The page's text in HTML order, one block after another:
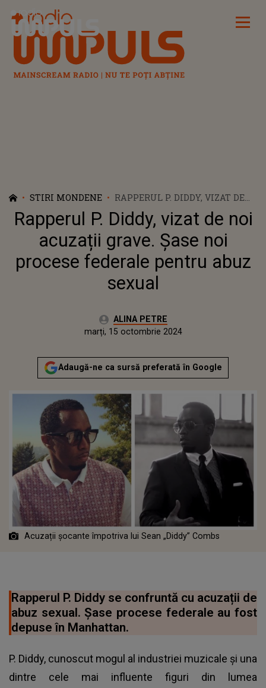
Radio Impuls
STIRI MONDENE
RAPPERUL P. DIDDY, VIZAT DE
NOI ACUZAȚII GRAVE. ȘASE NOI
PROCESE FEDERALE PENTRU
ABUZ SEXUAL
Rapperul P. Diddy, vizat de noi
acuzații grave. Șase noi
procese federale pentru abuz
sexual
Autor:ALINA PETRE
Publicat:
marți, 15 octombrie 2024
Adaugă-ne ca sursă preferată în Google
Acuzații șocante împotriva lui Sean „Diddy” Combs
Rapperul P. Diddy se confruntă cu acuzații de
abuz sexual. Șase procese federale au fost
depuse în Manhattan.
P. Diddy, cunoscut mogul al industriei muzicale și una
dintre cele mai influente figuri din lumea